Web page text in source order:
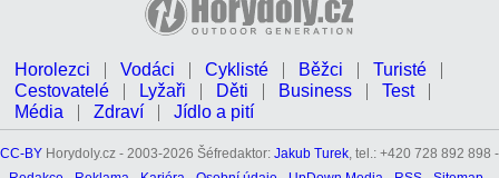
Horolezci Vodáci Cyklisté Běžci
Turisté
Cestovatelé
Lyžaři Děti Business
Test
Média
Zdraví Jídlo a pití
CC-BY Horydoly.cz - 2003-2026 Šéfredaktor: Jakub Turek, tel.: +420 728 892 898 -